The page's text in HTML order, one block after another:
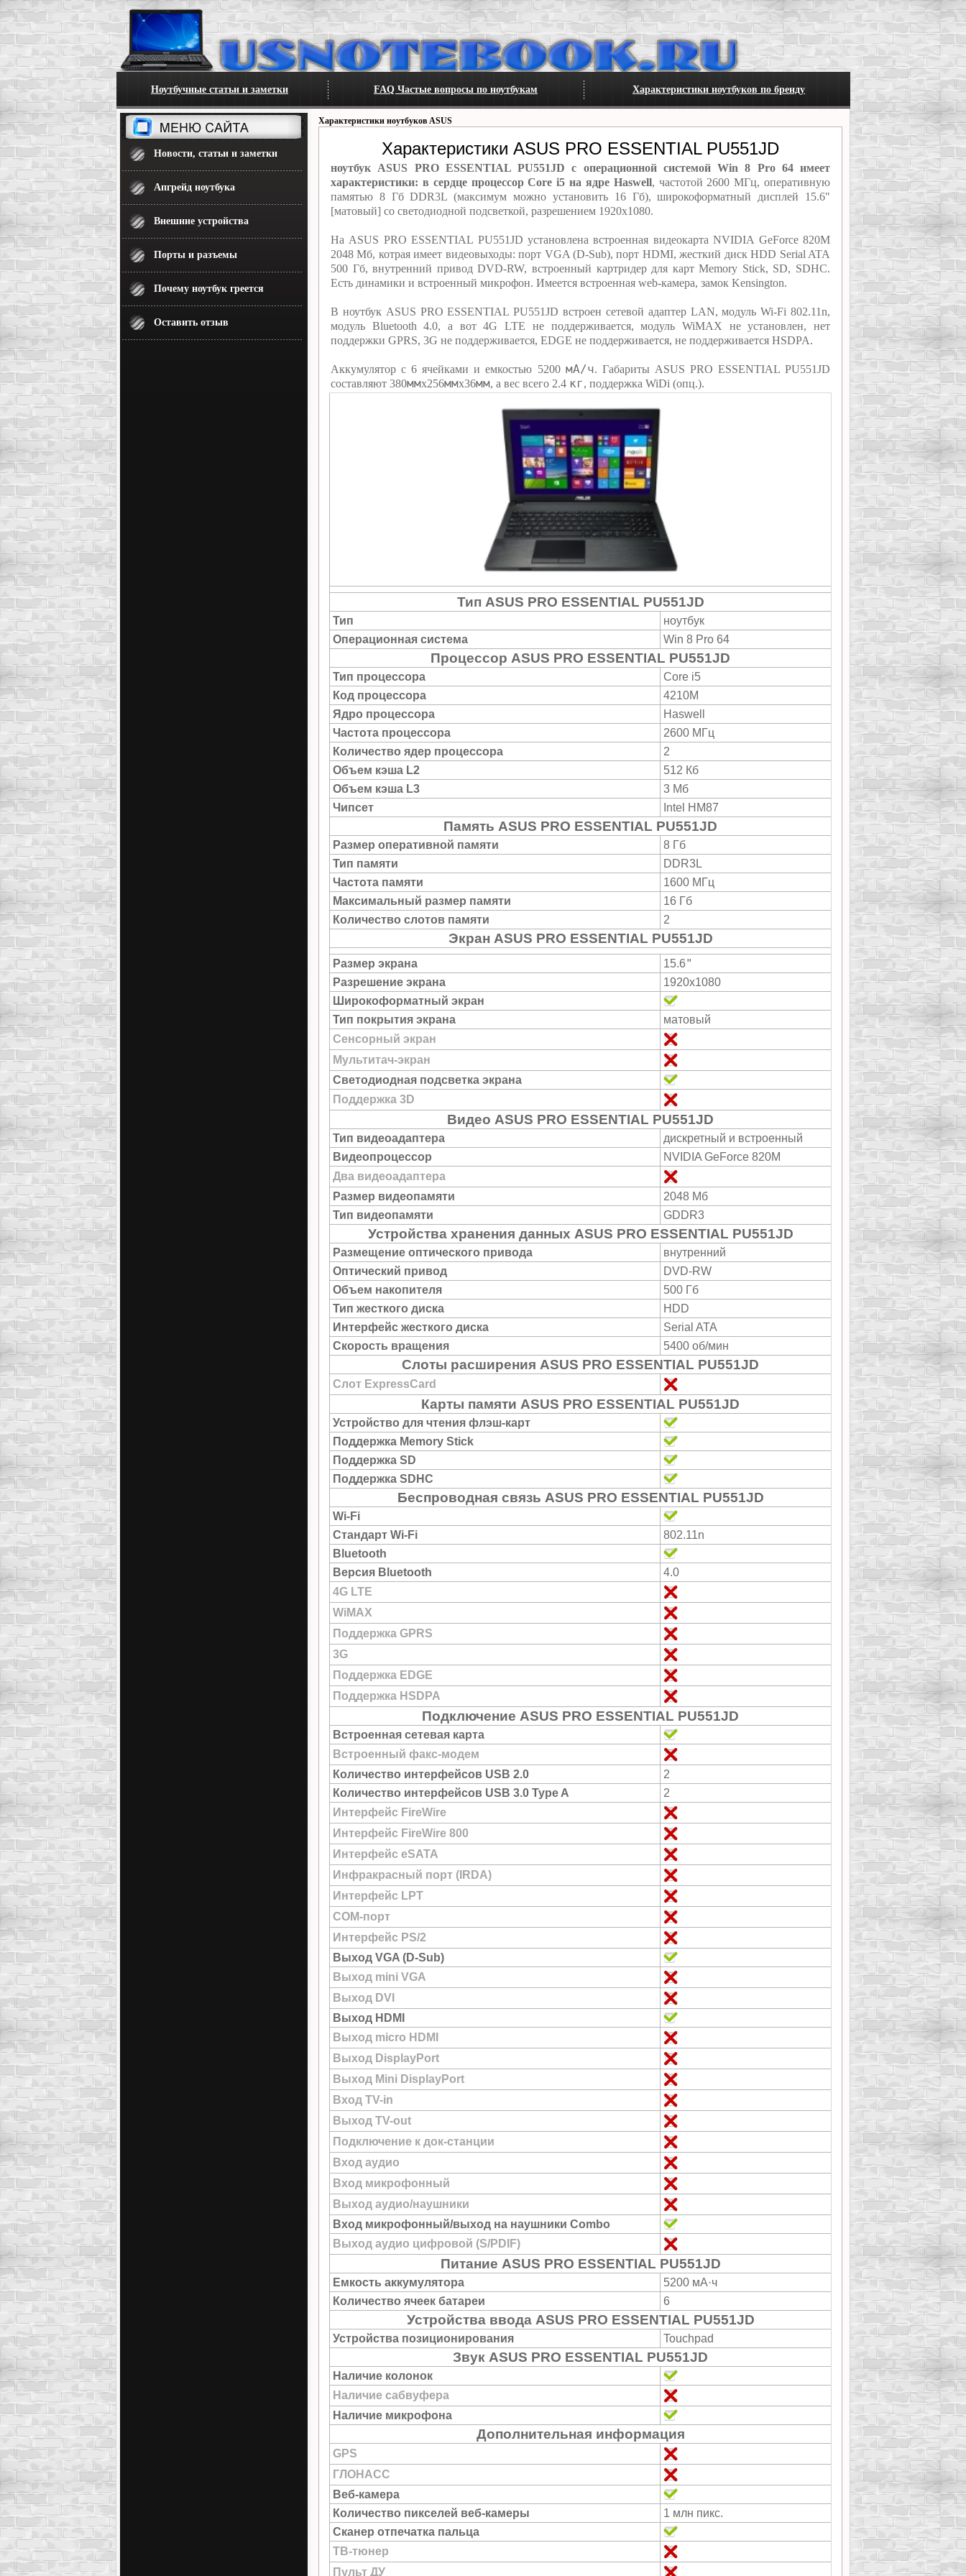
Ноутбучные статьи и заметки FAQ Частые вопросы по ноутбукам Характеристики ноутбуков по бренду
Новости, статьи и заметки
Апгрейд ноутбука
Внешние устройства
Порты и разъемы
Почему ноутбук греется
Оставить отзыв
Характеристики ноутбуков ASUS
Характеристики ASUS PRO ESSENTIAL PU551JD
ноутбук ASUS PRO ESSENTIAL PU551JD с операционной системой Win 8 Pro 64 имеет
характеристики: в сердце процессор Core i5 на ядре Haswell, частотой 2600 МГц, оперативную
памятью 8 Гб DDR3L (максимум можно установить 16 Гб), широкоформатный дисплей 15.6"
[матовый] со светодиодной подсветкой, разрешением 1920x1080.
На ASUS PRO ESSENTIAL PU551JD установлена встроенная видеокарта NVIDIA GeForce 820M
2048 Мб, котрая имеет видеовыходы: порт VGA (D-Sub), порт HDMI, жесткий диск HDD Serial ATA
500 Гб, внутренний привод DVD-RW, встроенный картридер для карт Memory Stick, SD, SDHC.
Есть динамики и встроенный микрофон. Имеется встроенная web-камера, замок Kensington.
В ноутбук ASUS PRO ESSENTIAL PU551JD встроен сетевой адаптер LAN, модуль Wi-Fi 802.11n,
модуль Bluetooth 4.0, а вот 4G LTE не поддерживается, модуль WiMAX не установлен, нет
поддержки GPRS, 3G не поддерживается, EDGE не поддерживается, не поддерживается HSDPA.
Аккумулятор c 6 ячейками и емкостью 5200 мА/ч. Габариты ASUS PRO ESSENTIAL PU551JD
составляют 380ммх256ммх36мм, а вес всего 2.4 кг, поддержка WiDi (опц.).
Тип ASUS PRO ESSENTIAL PU551JD
Тип
ноутбук
Операционная система
Win 8 Pro 64
Процессор ASUS PRO ESSENTIAL PU551JD
Тип процессора
Core i5
Код процессора
4210M
Ядро процессора
Haswell
Частота процессора
2600 МГц
Количество ядер процессора
2
Объем кэша L2
512 Кб
Объем кэша L3
3 Мб
Чипсет
Intel HM87
Память ASUS PRO ESSENTIAL PU551JD
Размер оперативной памяти
8 Гб
Тип памяти
DDR3L
Частота памяти
1600 МГц
Максимальный размер памяти
16 Гб
Количество слотов памяти
2
Экран ASUS PRO ESSENTIAL PU551JD
Размер экрана 15.6"
Разрешение экрана
1920x1080
Широкоформатный экран
Тип покрытия экрана
матовый
Сенсорный экран
Мультитач-экран
Светодиодная подсветка экрана
Поддержка 3D
Видео ASUS PRO ESSENTIAL PU551JD
Тип видеоадаптера
дискретный и встроенный
Видеопроцессор
NVIDIA GeForce 820M
Два видеоадаптера
Размер видеопамяти
2048 Мб
Тип видеопамяти
GDDR3
Устройства хранения данных ASUS PRO ESSENTIAL PU551JD
Размещение оптического привода
внутренний
Оптический привод
DVD-RW
Объем накопителя
500 Гб
Тип жесткого диска
HDD
Интерфейс жесткого диска
Serial ATA
Скорость вращения
5400 об/мин
Слоты расширения ASUS PRO ESSENTIAL PU551JD
Слот ExpressCard
Карты памяти ASUS PRO ESSENTIAL PU551JD
Устройство для чтения флэш-карт
Поддержка Memory Stick
Поддержка SD
Поддержка SDHC
Беспроводная связь ASUS PRO ESSENTIAL PU551JD
Wi-Fi
Стандарт Wi-Fi
802.11n
Bluetooth
Версия Bluetooth
4.0
4G LTE
WiMAX
Поддержка GPRS
3G
Поддержка EDGE
Поддержка HSDPA
Подключение ASUS PRO ESSENTIAL PU551JD
Встроенная сетевая карта
Встроенный факс-модем
Количество интерфейсов USB 2.0
2
Количество интерфейсов USB 3.0 Type A
2
Интерфейс FireWire
Интерфейс FireWire 800
Интерфейс eSATA
Инфракрасный порт (IRDA)
Интерфейс LPT
COM-порт
Интерфейс PS/2
Выход VGA (D-Sub)
Выход mini VGA
Выход DVI
Выход HDMI
Выход micro HDMI
Выход DisplayPort
Выход Mini DisplayPort
Вход TV-in
Выход TV-out
Подключение к док-станции
Вход аудио
Вход микрофонный
Выход аудио/наушники
Вход микрофонный/выход на наушники Combo
Выход аудио цифровой (S/PDIF)
Питание ASUS PRO ESSENTIAL PU551JD
Емкость аккумулятора
5200 мА·ч
Количество ячеек батареи
6
Устройства ввода ASUS PRO ESSENTIAL PU551JD
Устройства позиционирования Touchpad
Звук ASUS PRO ESSENTIAL PU551JD
Наличие колонок
Наличие сабвуфера
Наличие микрофона
Дополнительная информация
GPS
ГЛОНАСС
Веб-камера
Количество пикселей веб-камеры
1 млн пикс.
Сканер отпечатка пальца
ТВ-тюнер
Пульт ДУ